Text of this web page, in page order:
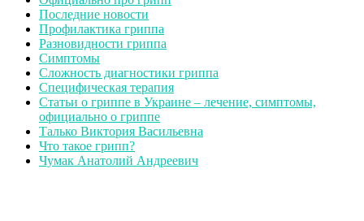
Последние новости
Профилактика гриппа
Разновидности гриппа
Симптомы
Сложность диагностики гриппа
Специфическая терапия
Статьи о гриппе в Украине – лечение, симптомы,
официально о гриппе
Талько Виктория Васильевна
Что такое грипп?
Чумак Анатолий Андреевич